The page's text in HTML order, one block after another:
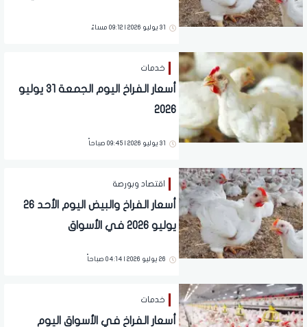
31 يوليو 2026 | 09:12 مساءً
خدمات
أسعار الفراخ اليوم الجمعة 31 يوليو
2026
31 يوليو 2026 | 09:45 صباحاً
اقتصاد وبورصة
أسعار الفراخ والبيض اليوم الأحد 26
يوليو 2026 في الأسواق
26 يوليو 2026 | 04:14 صباحاً
خدمات
أسعار الفراخ في الأسواق اليوم